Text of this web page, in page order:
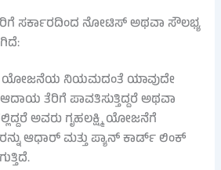
ಸರ್ಕಾರದಿಂದ ನೋಟಿಸ್ ಅಥವಾ ಸೌಲಭ್ಯ
ಯೋಜನೆಯ ನಿಯಮದಂತೆ ಯಾವುದೇ
ತೆರಿಗೆ ಪಾವತಿಸುತ್ತಿದ್ದರೆ ಅಥವಾ
ಅವರು ಗೃಹಲಕ್ಷ್ಮಿ ಯೋಜನೆಗೆ
ಆಧಾರ್ ಮತ್ತು ಪ್ಯಾನ್ ಕಾರ್ಡ್ ಲಿಂಕ್